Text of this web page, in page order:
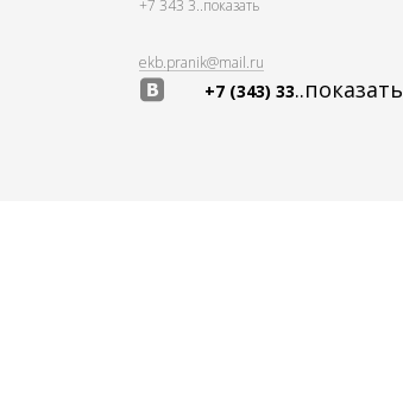
+7 343 3..показать
ekb.pranik@mail.ru
+7 (343) 33..показать